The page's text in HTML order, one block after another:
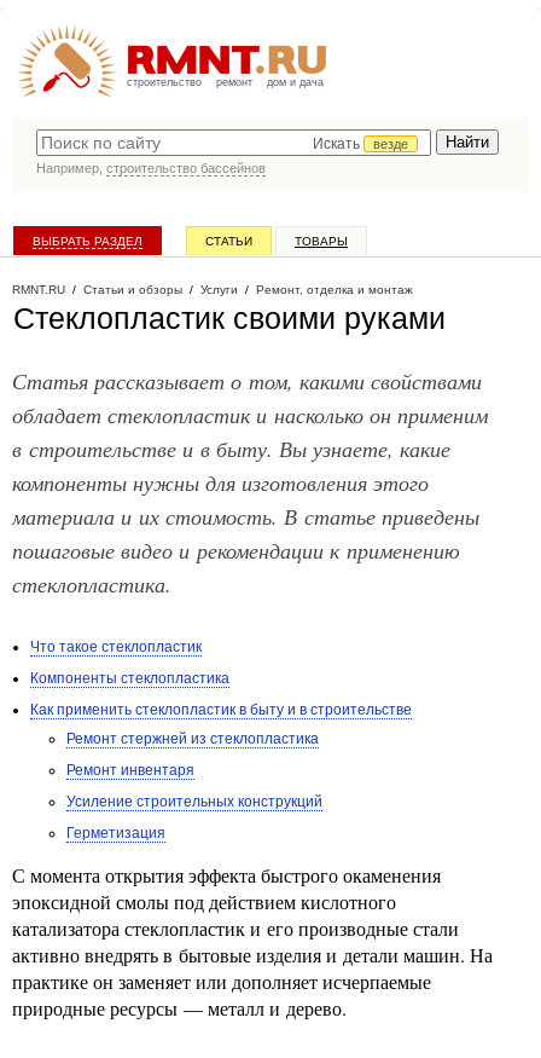
строительство ремонт дом и дача
Искать
везде
Например, строительство бассейнов
ВЫБРАТЬ РАЗДЕЛ СТАТЬИ ТОВАРЫ
RMNT.RU / Статьи и обзоры / Услуги / Ремонт, отделка и монтаж
Стеклопластик своими руками
Статья рассказывает о том, какими свойствами
обладает стеклопластик и насколько он применим
в строительстве и в быту. Вы узнаете, какие
компоненты нужны для изготовления этого
материала и их стоимость. В статье приведены
пошаговые видео и рекомендации к применению
стеклопластика.
Что такое стеклопластик
Компоненты стеклопластика
Как применить стеклопластик в быту и в строительстве
Ремонт стержней из стеклопластика
Ремонт инвентаря
Усиление строительных конструкций
Герметизация
С момента открытия эффекта быстрого окаменения
эпоксидной смолы под действием кислотного
катализатора стеклопластик и его производные стали
активно внедрять в бытовые изделия и детали машин. На
практике он заменяет или дополняет исчерпаемые
природные ресурсы — металл и дерево.